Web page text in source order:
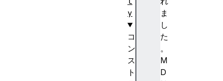
ま
し
た
。
M
D
y
コ
ン
ス
ト